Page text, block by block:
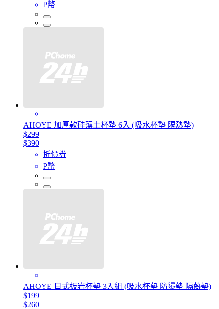
P幣
AHOYE 加厚款硅藻土杯墊 6入 (吸水杯墊 隔熱墊)
$299
$390
折價券
P幣
AHOYE 日式板岩杯墊 3入組 (吸水杯墊 防燙墊 隔熱墊)
$199
$260